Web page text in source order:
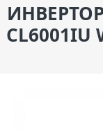
CL6001IU